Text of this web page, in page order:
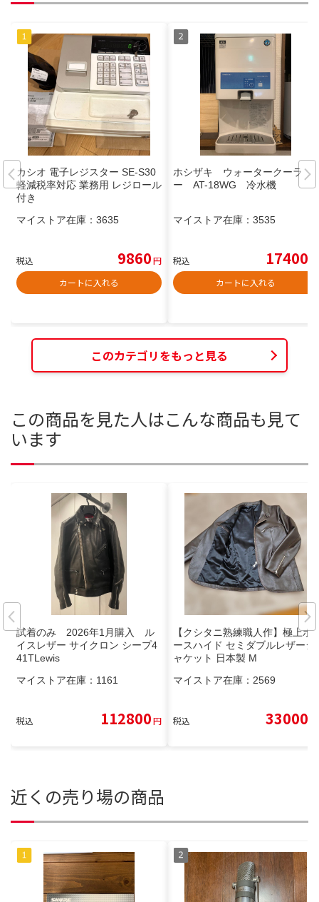
カシオ 電子レジスター SE-S30
軽減税率対応 業務用 レジロール
付き
マイストア在庫： 3635
税込 9860円
カートに入れる
ホシザキ ウォータークーラ
ー AT-18WG 冷水機
マイストア在庫： 3535
税込 17400
カートに入れる
このカテゴリをもっと見る
この商品を見た人はこんな商品も見て
います
試着のみ 2026年1月購入 ル
イスレザー サイクロン シープ4
41TLewis
マイストア在庫： 1161
税込 112800円
【クシタニ熟練職人作】極上ホ
ースハイド セミダブルレザージ
ャケット 日本製 M
マイストア在庫： 2569
税込 33000
近くの売り場の商品